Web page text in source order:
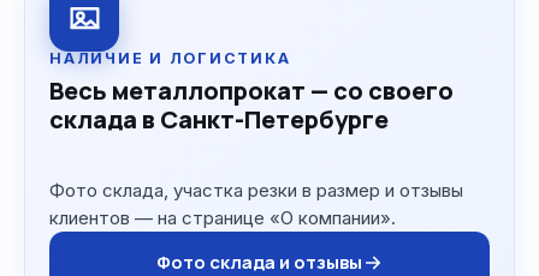
НАЛИЧИЕ И ЛОГИСТИКА
Весь металлопрокат — со своего
склада в Санкт-Петербурге
Фото склада, участка резки в размер и отзывы
клиентов — на странице «О компании».
Фото склада и отзывы